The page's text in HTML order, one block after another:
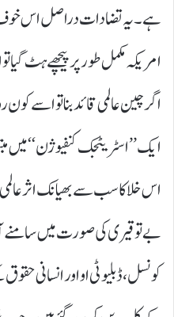
ہے۔ یہ تضادات دراصل اس
امریکہ مکمل طور پر پیچھے ہٹ
اگر چین عالمی قائد بنا تو اسے
ایک ’’اسٹریٹجک کنفیوژن‘‘ میں
اس خلا کا سب سے بھیانک اثر
بے توقیری کی صورت میں سامنے
کونسل، ڈبلیو ٹی او اور